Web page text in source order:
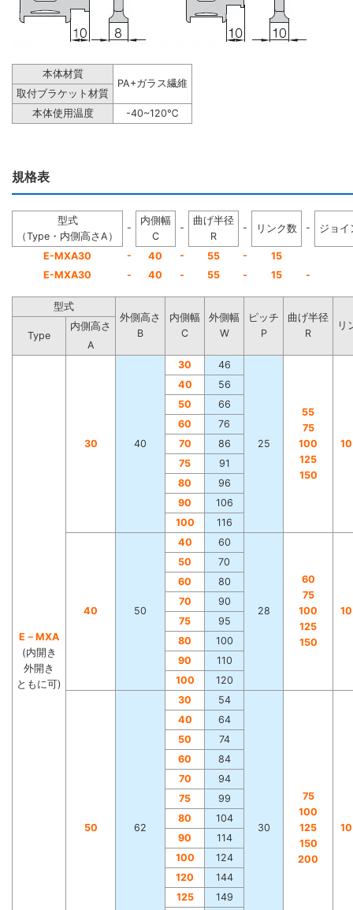
本体材質
PA+ガラス繊維
取付ブラケット材質
本体使用温度
-40~120℃
規格表
型式
（Type・内側高さA）
-
内側幅
C
-
曲げ半径
R
- リンク数 - ジョイ
E-MXA30 - 40 - 55 -
15
E-MXA30
- 40 - 55 - 15 -
型式
外側高さ
B
内側幅
C
外側幅
W
ピッチ
P
曲げ半径
R
リ
Type
内側高さ
A
E－MXA
(内開き
外開き
ともに可)
30 40
30 46
25
55
75
100
125
150
40
56
50
66
60
76
70
86
75
91
80
96
90
106
100
116
40 50
40 60
28
60
75
100
125
150
50
70
60
80
70
90
75
95
80
100
90
110
100
120
50 62
30 54
30
75
100
125
150
200
40
64
50
74
60
84
70
94
75
99
80
104
90
114
100
124
120
144
125
149